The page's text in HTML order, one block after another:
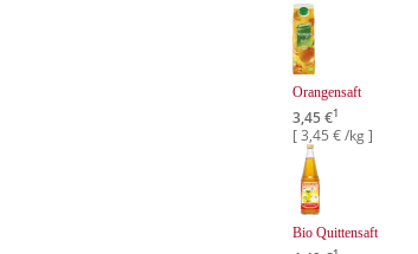
Orangensaft
3,45 €1
[ 3,45 € /kg ]
Bio Quittensaft